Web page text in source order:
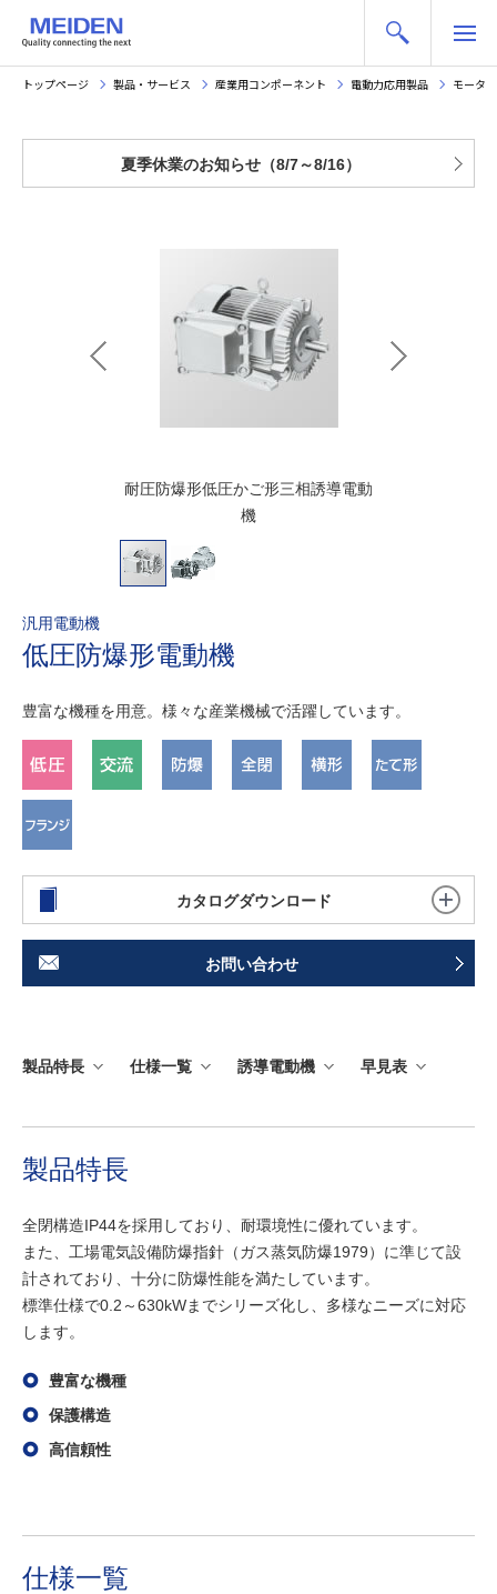
トップページ 製品・サービス 産業用コンポーネント 電動力応用製品 モータ
夏季休業のお知らせ（8/7～8/16）
耐圧防爆形低圧かご形三相誘導電動
機
汎用電動機
低圧防爆形電動機
豊富な機種を用意。様々な産業機械で活躍しています。
カタログダウンロード
お問い合わせ
製品特長 仕様一覧 誘導電動機 早見表
製品特長
全閉構造IP44を採用しており、耐環境性に優れています。
また、工場電気設備防爆指針（ガス蒸気防爆1979）に準じて設
計されており、十分に防爆性能を満たしています。
標準仕様で0.2～630kWまでシリーズ化し、多様なニーズに対応
します。
豊富な機種
保護構造
高信頼性
仕様一覧